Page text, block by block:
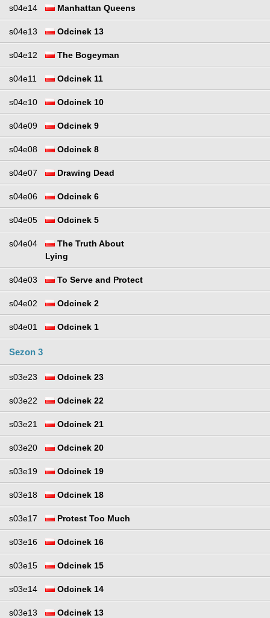
s04e14 Manhattan Queens
s04e13 Odcinek 13
s04e12 The Bogeyman
s04e11 Odcinek 11
s04e10 Odcinek 10
s04e09 Odcinek 9
s04e08 Odcinek 8
s04e07 Drawing Dead
s04e06 Odcinek 6
s04e05 Odcinek 5
s04e04
The Truth About
Lying
s04e03 To Serve and Protect
s04e02 Odcinek 2
s04e01 Odcinek 1
Sezon 3
s03e23 Odcinek 23
s03e22 Odcinek 22
s03e21 Odcinek 21
s03e20 Odcinek 20
s03e19 Odcinek 19
s03e18 Odcinek 18
s03e17 Protest Too Much
s03e16 Odcinek 16
s03e15 Odcinek 15
s03e14 Odcinek 14
s03e13 Odcinek 13